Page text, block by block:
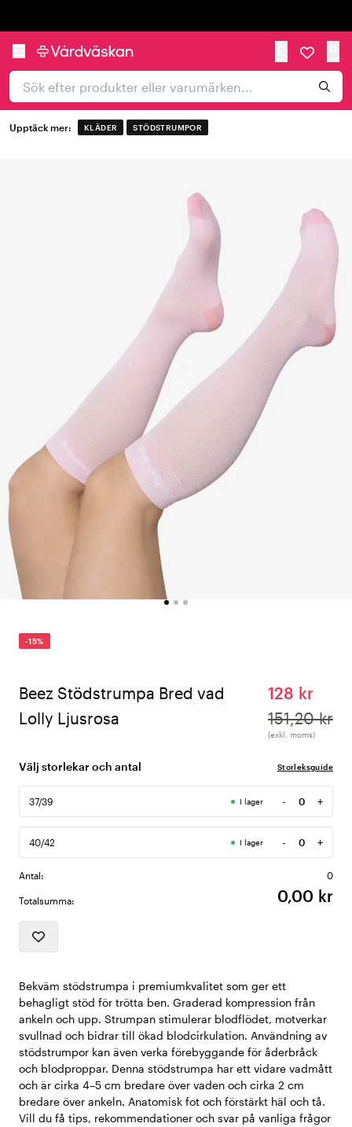
Upptäck mer: KLÄDER STÖDSTRUMPOR
-15%
Beez Stödstrumpa Bred vad
Lolly Ljusrosa
128 kr
151,20 kr
(exkl. moms)
Välj storlekar och antal Storleksguide
37/39 I lager -
Antal
+
40/42 I lager -
Antal
+
Antal: 0
Totalsumma: 0,00 kr
Bekväm stödstrumpa i premiumkvalitet som ger ett
behagligt stöd för trötta ben. Graderad kompression från
ankeln och upp. Strumpan stimulerar blodflödet, motverkar
svullnad och bidrar till ökad blodcirkulation. Användning av
stödstrumpor kan även verka förebyggande för åderbråck
och blodproppar. Denna stödstrumpa har ett vidare vadmått
och är cirka 4–5 cm bredare över vaden och cirka 2 cm
bredare över ankeln. Anatomisk fot och förstärkt häl och tå.
Vill du få tips, rekommendationer och svar på vanliga frågor